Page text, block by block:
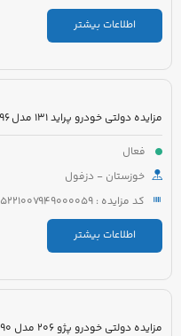
اطلاعات بیشتر
مزایده دولتی خودرو پراید 131 مدل 1396 رنگ سفید
فعال
خوزستان - دزفول
کد مزایده : 5221007949000059
اطلاعات بیشتر
مزایده دولتی خودرو پژو 206 مدل 1390 رنگ سفید